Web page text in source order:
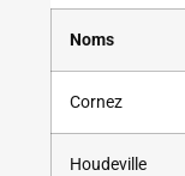
Noms
Cornez
Houdeville